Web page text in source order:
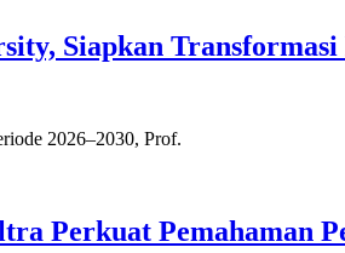
Siapkan Transformasi
2026–2030, Prof.
Perkuat Pemahaman